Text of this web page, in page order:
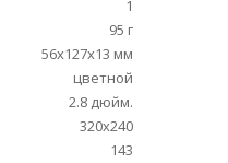
1
95 г
56x127x13 мм
цветной
2.8 дюйм.
320x240
143